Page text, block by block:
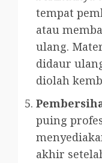
tempat
atau
ulang.
didaur
diolah
puing
akhir